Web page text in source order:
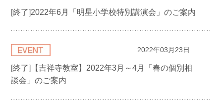
[終了]2022年6月「明星小学校特別講演会」のご案内
2022年03月23日
[終了]【吉祥寺教室】2022年3月～4月「春の個別相
談会」のご案内